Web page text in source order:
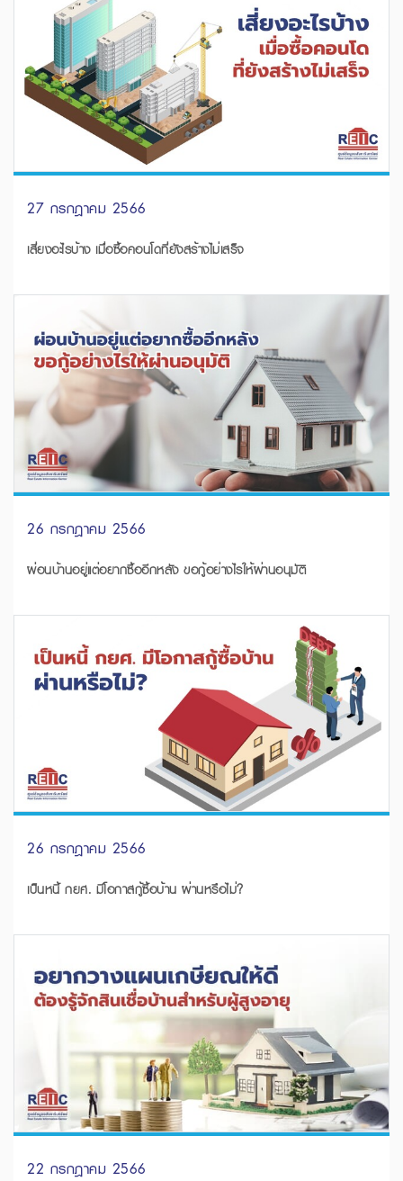
27 กรกฎาคม 2566
เสี่ยงอะไรบ้าง เมื่อซื้อคอนโดที่ยังสร้างไม่เสร็จ
26 กรกฎาคม 2566
ผ่อนบ้านอยู่แต่อยากซื้ออีกหลัง ขอกู้อย่างไรให้ผ่านอนุมัติ
26 กรกฎาคม 2566
เป็นหนี้ กยศ. มีโอกาสกู้ซื้อบ้าน ผ่านหรือไม่?
22 กรกฎาคม 2566